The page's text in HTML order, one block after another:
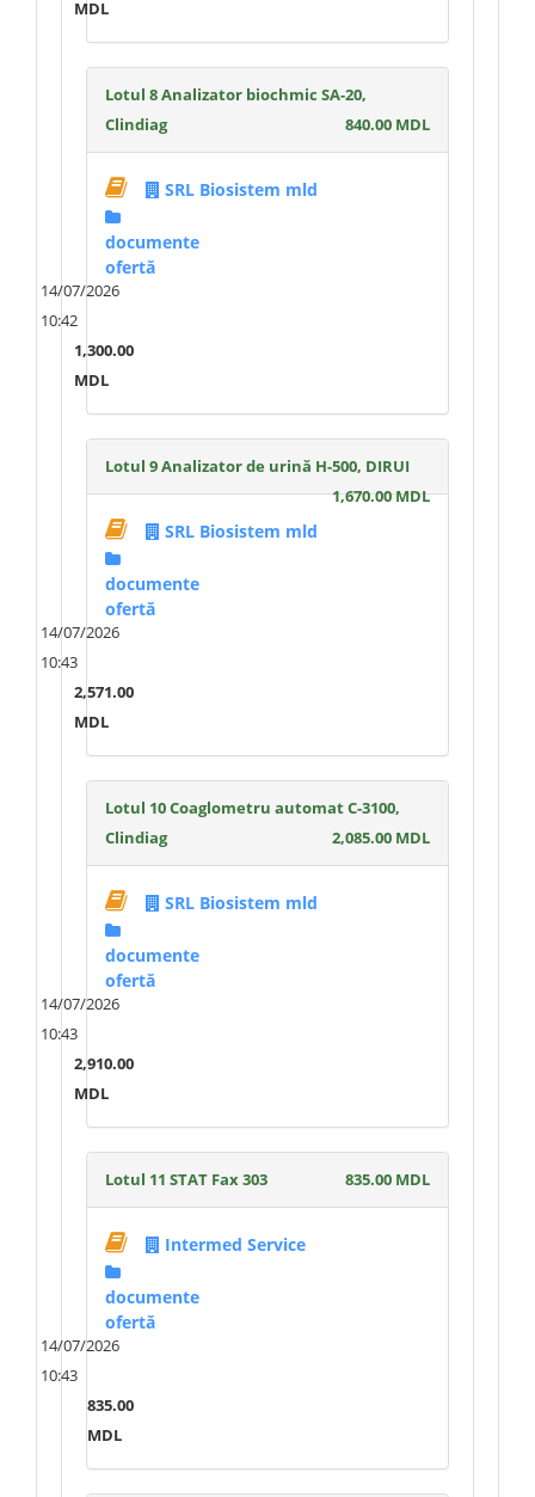
MDL
Lotul 8 Analizator biochmic SA-20,
Clindiag
840.00 MDL
SRL Biosistem mld
documente
ofertă
14/07/2026
10:42
1,300.00
MDL
Lotul 9 Analizator de urină H-500, DIRUI
1,670.00 MDL
SRL Biosistem mld
documente
ofertă
14/07/2026
10:43
2,571.00
MDL
Lotul 10 Coaglometru automat C-3100,
Clindiag
2,085.00 MDL
SRL Biosistem mld
documente
ofertă
14/07/2026
10:43
2,910.00
MDL
Lotul 11 STAT Fax 303 835.00 MDL
Intermed Service
documente
ofertă
14/07/2026
10:43
835.00
MDL